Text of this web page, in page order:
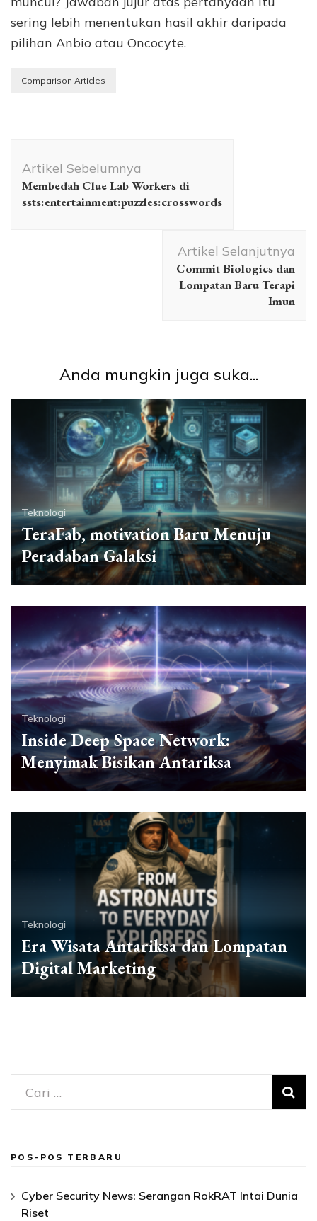
sering lebih menentukan hasil akhir daripada
pilihan Anbio atau Oncocyte.
Comparison Articles
Artikel
Artikel Sebelumnya
Membedah Clue Lab Workers di
ssts:entertainment:puzzles:crosswords
Artikel Selanjutnya
Commit Biologics dan
Lompatan Baru Terapi
Imun
Anda mungkin juga suka...
Teknologi
TeraFab, motivation Baru Menuju
Peradaban Galaksi
Teknologi
Inside Deep Space Network:
Menyimak Bisikan Antariksa
Teknologi
Era Wisata Antariksa dan Lompatan
Digital Marketing
Cari
untuk:
POS-POS TERBARU
Cyber Security News: Serangan RokRAT Intai Dunia
Riset